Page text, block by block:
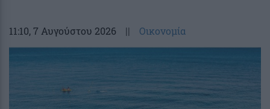
11:10, 7 Αυγούστου 2026 || Οικονομία